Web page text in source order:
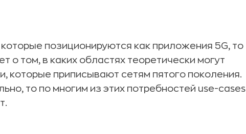
позиционируются как приложения 5G, то
о том, в каких областях теоретически могут
которые приписывают сетям пятого поколения.
то по многим из этих потребностей use-cases